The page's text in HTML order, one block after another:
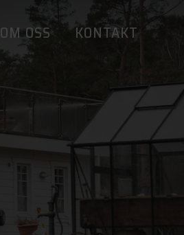
OM OSS KONTAKT